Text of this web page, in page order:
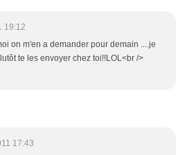
19:12
on m'en a demander pour demain ....je
te les envoyer chez toi!!LOL<br />
17:43